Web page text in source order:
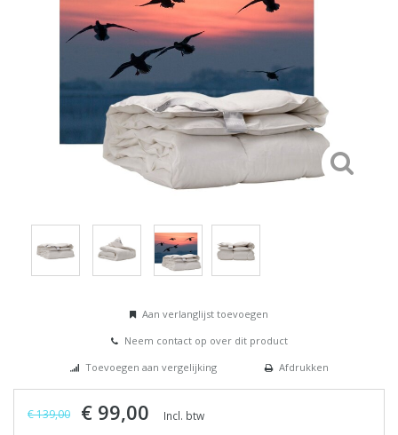
Aan verlanglijst toevoegen
Neem contact op over dit product
Toevoegen aan vergelijking
Afdrukken
€ 139,00 € 99,00 Incl. btw